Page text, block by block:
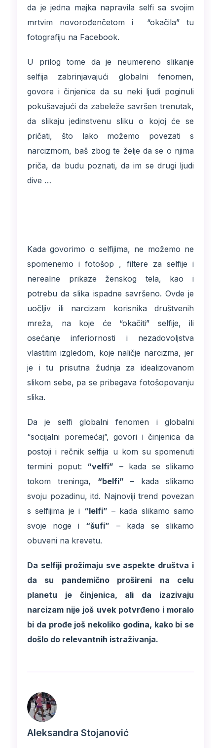
da je jedna majka napravila selfi sa svojim
mrtvim novorođenčetom i “okačila” tu
fotografiju na Facebook.
U prilog tome da je neumereno slikanje
selfija zabrinjavajući globalni fenomen,
govore i činjenice da su neki ljudi poginuli
pokušavajući da zabeleže savršen trenutak,
da slikaju jedinstvenu sliku o kojoj će se
pričati, što lako možemo povezati s
narcizmom, baš zbog te želje da se o njima
priča, da budu poznati, da im se drugi ljudi
dive …
Kada govorimo o selfijima, ne možemo ne
spomenemo i fotošop , filtere za selfije i
nerealne prikaze ženskog tela, kao i
potrebu da slika ispadne savršeno. Ovde je
uočljiv ili narcizam korisnika društvenih
mreža, na koje će “okačiti” selfije, ili
osećanje inferiornosti i nezadovoljstva
vlastitim izgledom, koje naličje narcizma, jer
je i tu prisutna žudnja za idealizovanom
slikom sebe, pa se pribegava fotošopovanju
slika.
Da je selfi globalni fenomen i globalni
“socijalni poremećaj”, govori i činjenica da
postoji i rečnik selfija u kom su spomenuti
termini poput: “velfi” – kada se slikamo
tokom treninga, “belfi” – kada slikamo
svoju pozadinu, itd. Najnoviji trend povezan
s selfijima je i “lelfi” – kada slikamo samo
svoje noge i “šufi” – kada se slikamo
obuveni na krevetu.
Da selfiji prožimaju sve aspekte društva i
da su pandemično prošireni na celu
planetu je činjenica, ali da izazivaju
narcizam nije još uvek potvrđeno i moralo
bi da prođe još nekoliko godina, kako bi se
došlo do relevantnih istraživanja.
Aleksandra Stojanović